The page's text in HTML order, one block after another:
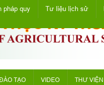
pháp quy Tư liệu lịch sử
TẠO VIDEO THƯ VIỆN